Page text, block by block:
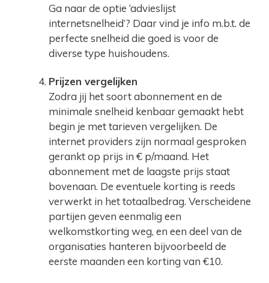
Ga naar de optie ‘advieslijst
internetsnelheid’? Daar vind je info m.b.t. de
perfecte snelheid die goed is voor de
diverse type huishoudens.
Prijzen vergelijken
Zodra jij het soort abonnement en de
minimale snelheid kenbaar gemaakt hebt
begin je met tarieven vergelijken. De
internet providers zijn normaal gesproken
gerankt op prijs in € p/maand. Het
abonnement met de laagste prijs staat
bovenaan. De eventuele korting is reeds
verwerkt in het totaalbedrag. Verscheidene
partijen geven eenmalig een
welkomstkorting weg, en een deel van de
organisaties hanteren bijvoorbeeld de
eerste maanden een korting van €10.